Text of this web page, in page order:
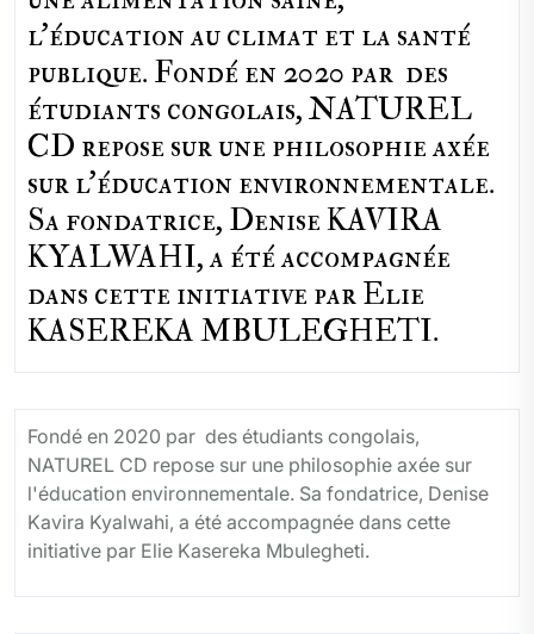
l'éducation au climat et la santé
publique. Fondé en 2020 par des
étudiants congolais, NATUREL
CD repose sur une philosophie axée
sur l'éducation environnementale.
Sa fondatrice, Denise KAVIRA
KYALWAHI, a été accompagnée
dans cette initiative par Elie
KASEREKA MBULEGHETI.
Fondé en 2020 par des étudiants congolais,
NATUREL CD repose sur une philosophie axée sur
l'éducation environnementale. Sa fondatrice, Denise
Kavira Kyalwahi, a été accompagnée dans cette
initiative par Elie Kasereka Mbulegheti.